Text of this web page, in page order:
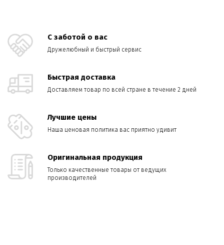
С заботой о вас
Дружелюбный и быстрый сервис
Быстрая доставка
Доставляем товар по всей стране в течение 2 дней
Лучшие цены
Наша ценовая политика вас приятно удивит
Оригинальная продукция
Только качественные товары от ведущих
производителей